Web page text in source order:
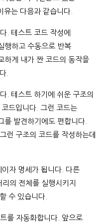
는 다음과 같습니다.
. 테스트 코드 작성에
행하고 수동으로 반복
하게 내가 짠 코드의 동작을
.
. 테스트 하기에 쉬운 구조의
드입니다. 그런 코드는
를 발견하기에도 편합니다.
런 구조의 코드를 작성하는데
자 명세가 됩니다. 다른
의 전체를 실행시키지
수 있습니다.
를 자동화합니다. 앞으로